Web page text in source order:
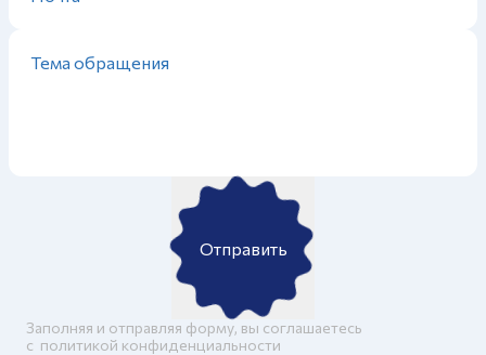
Отправить
Заполняя и отправляя форму, вы соглашаетесь
c политикой конфиденциальности